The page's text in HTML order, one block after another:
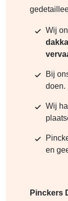
Wij
Bij
doen.
Wij
en
Pinckers